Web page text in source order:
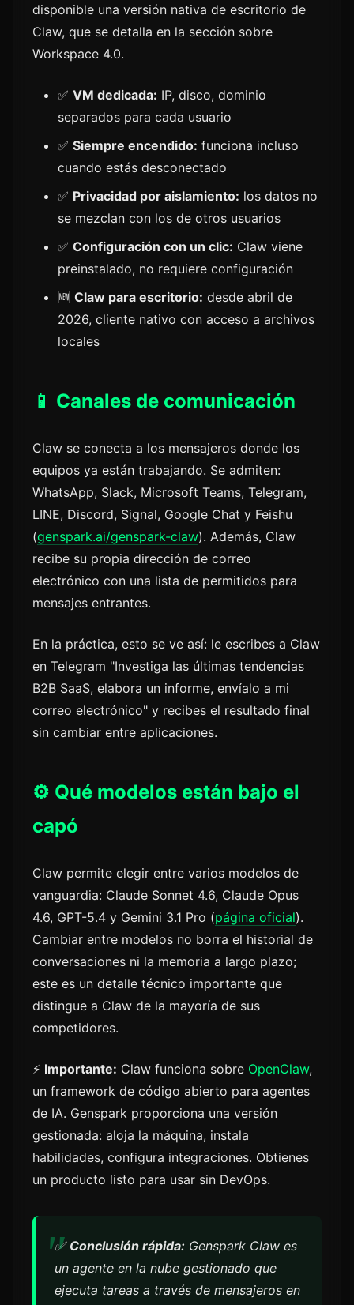
disponible una versión nativa de escritorio de
Claw, que se detalla en la sección sobre
Workspace 4.0.
✅ VM dedicada: IP, disco, dominio
separados para cada usuario
✅ Siempre encendido: funciona incluso
cuando estás desconectado
✅ Privacidad por aislamiento: los datos no
se mezclan con los de otros usuarios
✅ Configuración con un clic: Claw viene
preinstalado, no requiere configuración
🆕 Claw para escritorio: desde abril de
2026, cliente nativo con acceso a archivos
locales
📱 Canales de comunicación
Claw se conecta a los mensajeros donde los
equipos ya están trabajando. Se admiten:
WhatsApp, Slack, Microsoft Teams, Telegram,
LINE, Discord, Signal, Google Chat y Feishu
(genspark.ai/genspark-claw). Además, Claw
recibe su propia dirección de correo
electrónico con una lista de permitidos para
mensajes entrantes.
En la práctica, esto se ve así: le escribes a Claw
en Telegram "Investiga las últimas tendencias
B2B SaaS, elabora un informe, envíalo a mi
correo electrónico" y recibes el resultado final
sin cambiar entre aplicaciones.
⚙️ Qué modelos están bajo el
capó
Claw permite elegir entre varios modelos de
vanguardia: Claude Sonnet 4.6, Claude Opus
4.6, GPT-5.4 y Gemini 3.1 Pro (página oficial).
Cambiar entre modelos no borra el historial de
conversaciones ni la memoria a largo plazo;
este es un detalle técnico importante que
distingue a Claw de la mayoría de sus
competidores.
⚡ Importante: Claw funciona sobre OpenClaw,
un framework de código abierto para agentes
de IA. Genspark proporciona una versión
gestionada: aloja la máquina, instala
habilidades, configura integraciones. Obtienes
un producto listo para usar sin DevOps.
✅ Conclusión rápida: Genspark Claw es
un agente en la nube gestionado que
ejecuta tareas a través de mensajeros en